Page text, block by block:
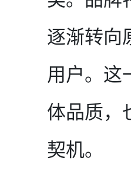
逐渐转向
用户。这
体品质，
契机。